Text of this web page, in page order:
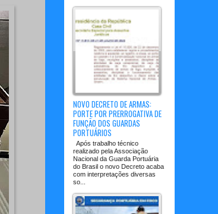
NOVO DECRETO DE ARMAS:
PORTE POR PRERROGATIVA DE
FUNÇÃO DOS GUARDAS
PORTUÁRIOS
Após trabalho técnico
realizado pela Associação
Nacional da Guarda Portuária
do Brasil o novo Decreto acaba
com interpretações diversas
so...